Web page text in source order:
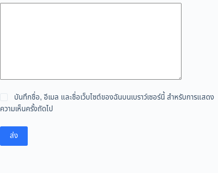
บันทึกชื่อ, อีเมล และชื่อเว็บไซต์ของฉันบนเบราว์เซอร์นี้ สำหรับการแสดง
ความเห็นครั้งถัดไป
ส่ง